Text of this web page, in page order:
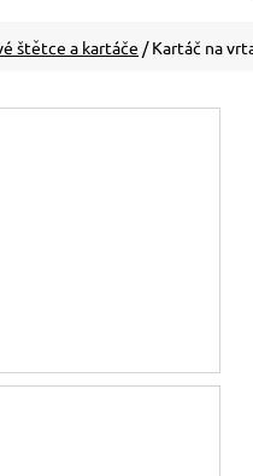
štětce a kartáče / Kartáč na